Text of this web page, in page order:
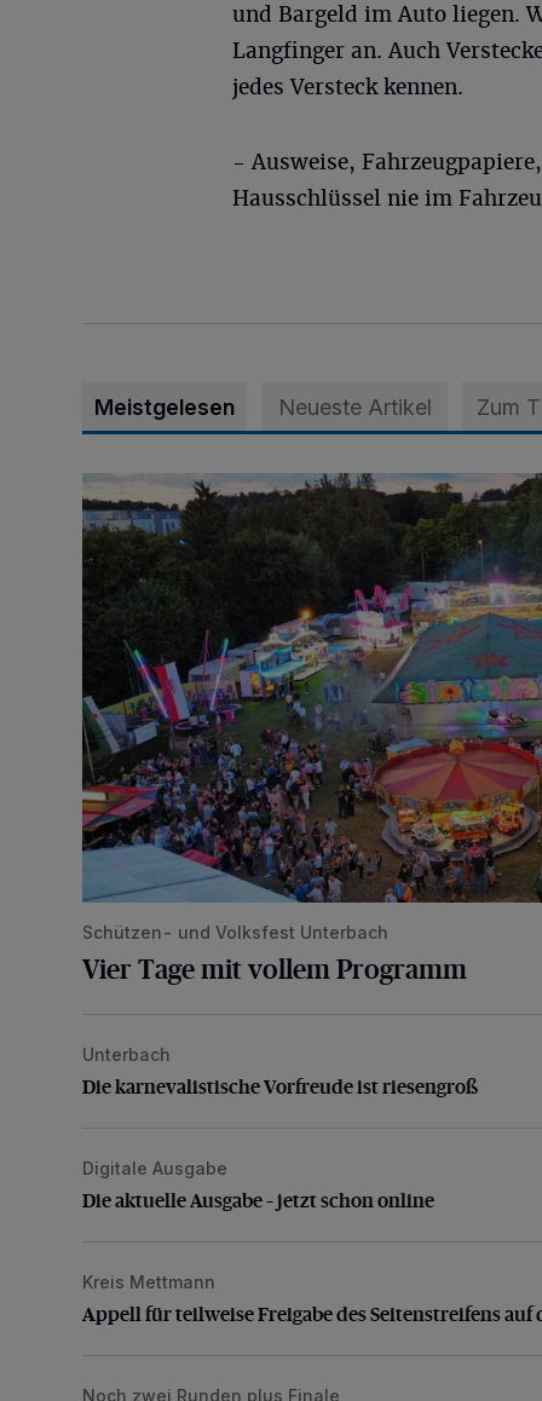
und Bargeld im Auto liegen.
Langfinger an. Auch
jedes Versteck kennen.
- Ausweise,
Hausschlüssel nie im
Meistgelesen Neueste Artikel Zum
Vier Tage mit vollem Programm
Schützen- und Volksfest Unterbach
Vier Tage mit vollem Programm
Die karnevalistische Vorfreude ist riesengroß
Unterbach
Die karnevalistische Vorfreude ist riesengroß
Die aktuelle Ausgabe – jetzt schon online
Digitale Ausgabe
Die aktuelle Ausgabe – jetzt schon online
Appell für teilweise Freigabe des Seitenstreifens auf
Kreis Mettmann
Appell für teilweise Freigabe des Seitenstreifens auf
Noch zwei Runden plus Finale